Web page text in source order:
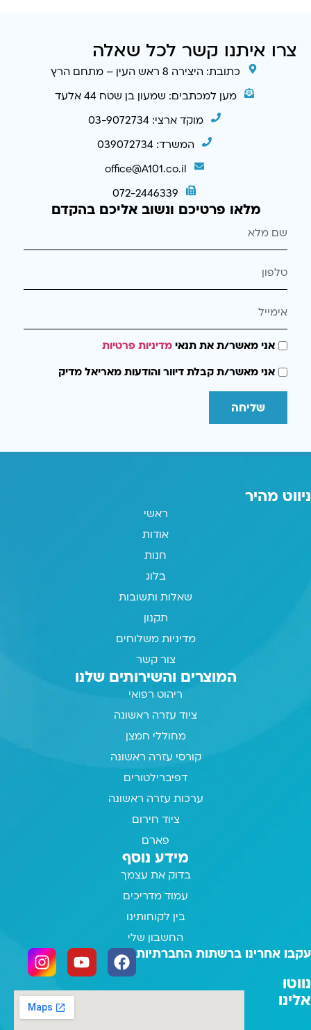
צרו איתנו קשר לכל שאלה
כתובת: היצירה 8 ראש העין – מתחם הרץ
מען למכתבים: שמעון בן שטח 44 אלעד
מוקד ארצי: 03-9072734
המשרד: 039072734
office@A101.co.il
072-2446339
מלאו פרטיכם ונשוב אליכם בהקדם
אני מאשר/ת את תנאימדיניות פרטיות
אני מאשר/ת קבלת דיוור והודעות מאריאל מדיק
שליחה
ניווט מהיר
ראשי
אודות
חנות
בלוג
שאלות ותשובות
תקנון
מדיניות משלוחים
צור קשר
המוצרים והשירותים שלנו
ריהוט רפואי
ציוד עזרה ראשונה
מחוללי חמצן
קורסי עזרה ראשונה
דפיברילטורים
ערכות עזרה ראשונה
ציוד חירום
פארם
מידע נוסף
בדוק את עצמך
עמוד מדריכים
בין לקוחותינו
החשבון שלי
עקבו אחרינו ברשתות החברתיות
נווטו
אלינו